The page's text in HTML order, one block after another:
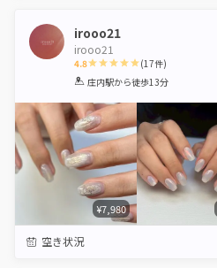
irooo21
irooo21
4.8
1 2 3 4 5
(17件)
庄内駅から徒歩13分
¥7,980
空き状況